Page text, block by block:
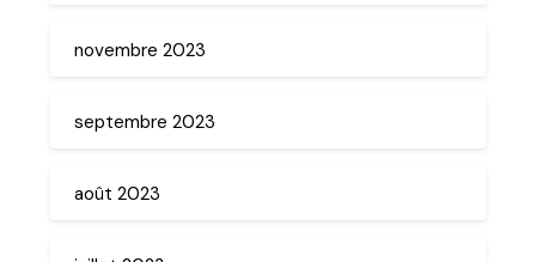
novembre 2023
septembre 2023
août 2023